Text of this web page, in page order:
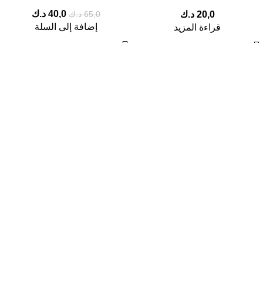
20,0 د.ك
قراءة المزيد
65,0 د.ك 40,0 د.ك
إضافة إلى السلة